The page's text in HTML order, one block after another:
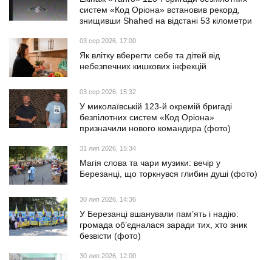
систем «Код Оріона» встановив рекорд,
знищивши Shahed на відстані 53 кілометри
03 сер 2026, 17:00
Як влітку вберегти себе та дітей від
небезпечних кишкових інфекцій
03 сер 2026, 15:32
У миколаївській 123-й окремій бригаді
безпілотних систем «Код Оріона»
призначили нового командира (фото)
31 лип 2026, 15:34
Магія слова та чари музики: вечір у
Березанці, що торкнувся глибин душі (фото)
30 лип 2026, 14:36
У Березанці вшанували пам’ять і надію:
громада об’єдналася заради тих, хто зник
безвісти (фото)
30 лип 2026, 12:00